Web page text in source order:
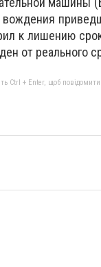
к лишению
от реального
Ctrl + Enter, щоб